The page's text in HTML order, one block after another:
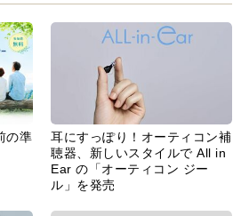
の準
耳にすっぽり！オーティコン補
聴器、新しいスタイルで All in
Ear の「オーティコン ジー
ル」を発売